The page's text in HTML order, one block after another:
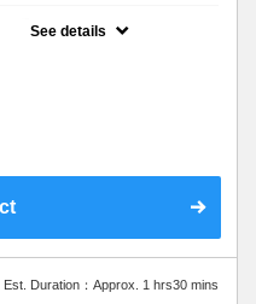
See details
Est. Duration：Approx. 1 hrs30 mins